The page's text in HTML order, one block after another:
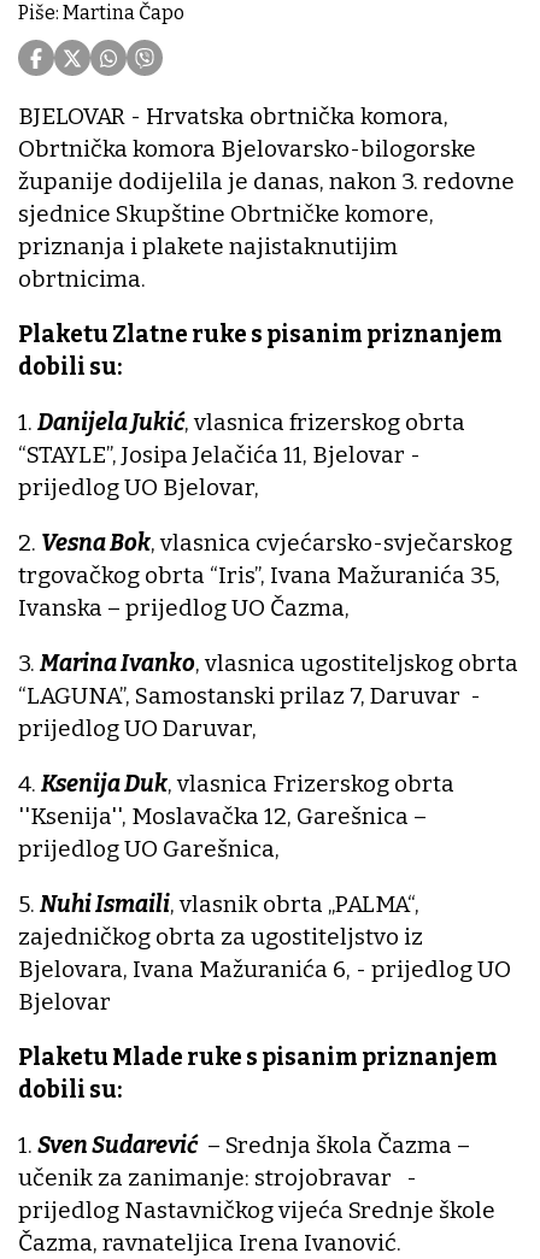
Piše: Martina Čapo
BJELOVAR - Hrvatska obrtnička komora,
Obrtnička komora Bjelovarsko-bilogorske
županije dodijelila je danas, nakon 3. redovne
sjednice Skupštine Obrtničke komore,
priznanja i plakete najistaknutijim
obrtnicima.
Plaketu Zlatne ruke s pisanim priznanjem
dobili su:
1. Danijela Jukić, vlasnica frizerskog obrta
“STAYLE”, Josipa Jelačića 11, Bjelovar -
prijedlog UO Bjelovar,
2. Vesna Bok, vlasnica cvjećarsko-svječarskog
trgovačkog obrta “Iris”, Ivana Mažuranića 35,
Ivanska – prijedlog UO Čazma,
3. Marina Ivanko, vlasnica ugostiteljskog obrta
“LAGUNA”, Samostanski prilaz 7, Daruvar -
prijedlog UO Daruvar,
4. Ksenija Duk, vlasnica Frizerskog obrta
''Ksenija'', Moslavačka 12, Garešnica –
prijedlog UO Garešnica,
5. Nuhi Ismaili, vlasnik obrta „PALMA“,
zajedničkog obrta za ugostiteljstvo iz
Bjelovara, Ivana Mažuranića 6, - prijedlog UO
Bjelovar
Plaketu Mlade ruke s pisanim priznanjem
dobili su:
1. Sven Sudarević– Srednja škola Čazma –
učenik za zanimanje: strojobravar -
prijedlog Nastavničkog vijeća Srednje škole
Čazma, ravnateljica Irena Ivanović.